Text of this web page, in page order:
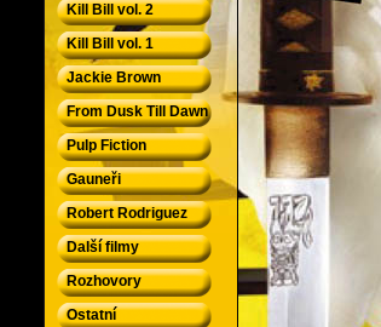
Kill Bill vol. 2
Kill Bill vol. 1
Jackie Brown
From Dusk Till Dawn
Pulp Fiction
Gauneři
Robert Rodriguez
Další filmy
Rozhovory
Ostatní